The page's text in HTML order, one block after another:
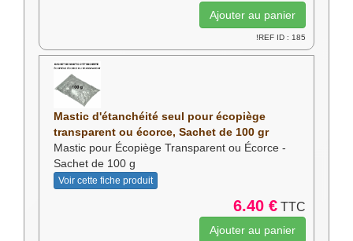
!REF ID : 185
Mastic d'étanchéité seul pour écopiège
transparent ou écorce, Sachet de 100 gr
Mastic pour Écopiège Transparent ou Écorce -
Sachet de 100 g
Voir cette fiche produit
6.40 € TTC